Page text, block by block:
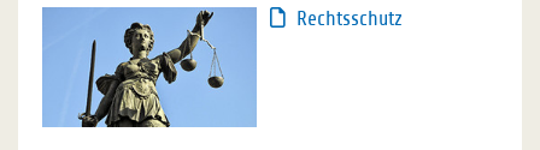
Rechtsschutz